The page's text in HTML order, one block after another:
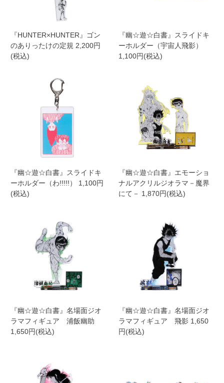
『HUNTER×HUNTER』ゴン
のありったけの定規 2,200円
(税込)
『幽☆遊☆白書』スライドキ
ーホルダー（宇宙人飛影）
1,100円(税込)
『幽☆遊☆白書』スライドキ
ーホルダー（わ!!!!!） 1,100円
(税込)
『幽☆遊☆白書』エモーショ
ナルアクリルジオラマ－魔界
にて－ 1,870円(税込)
『幽☆遊☆白書』名場面ジオ
ラマフィギュア 浦飯幽助
1,650円(税込)
『幽☆遊☆白書』名場面ジオ
ラマフィギュア 飛影 1,650
円(税込)